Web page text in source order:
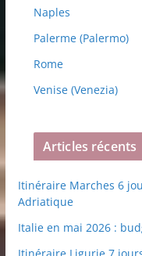
Naples
Palerme (Palermo)
Rome
Venise (Venezia)
Articles récents
Itinéraire Marches 6
Adriatique
Italie en mai 2026 :